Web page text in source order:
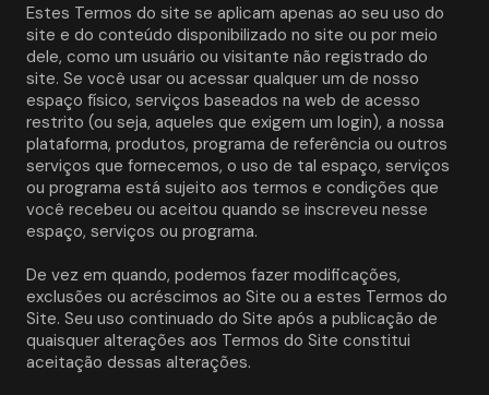
Estes Termos do site se aplicam apenas ao seu uso do
site e do conteúdo disponibilizado no site ou por meio
dele, como um usuário ou visitante não registrado do
site. Se você usar ou acessar qualquer um de nosso
espaço físico, serviços baseados na web de acesso
restrito (ou seja, aqueles que exigem um login), a nossa
plataforma, produtos, programa de referência ou outros
serviços que fornecemos, o uso de tal espaço, serviços
ou programa está sujeito aos termos e condições que
você recebeu ou aceitou quando se inscreveu nesse
espaço, serviços ou programa.
De vez em quando, podemos fazer modificações,
exclusões ou acréscimos ao Site ou a estes Termos do
Site. Seu uso continuado do Site após a publicação de
quaisquer alterações aos Termos do Site constitui
aceitação dessas alterações.